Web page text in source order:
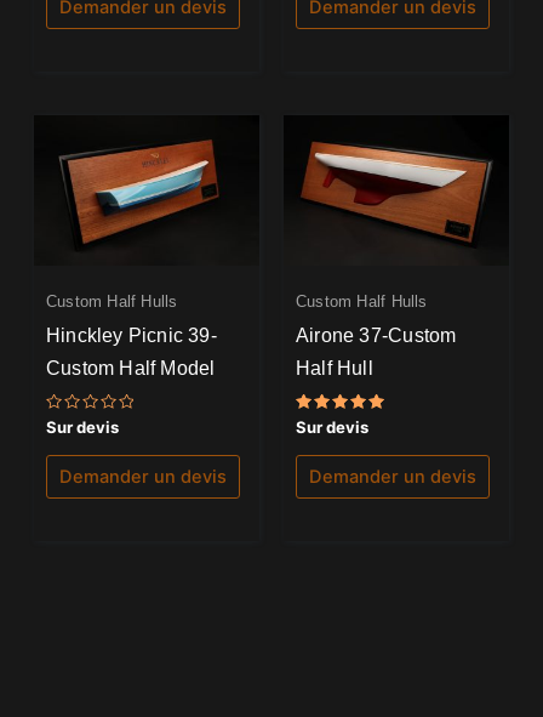
Demander un devis Demander un devis
Custom Half Hulls
Hinckley Picnic 39-
Custom Half Model
Note
0
sur
Sur devis
Demander un devis
Custom Half Hulls
Airone 37-Custom
Half Hull
Note
5.00
sur 5
Sur devis
Demander un devis